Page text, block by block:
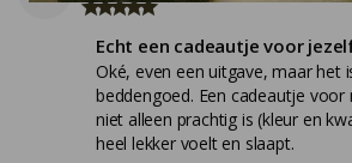
Echt een cadeautje voor
Oké, even een uitgave, maar het
beddengoed. Een cadeautje
niet alleen prachtig is (kleur en
heel lekker voelt en slaapt.